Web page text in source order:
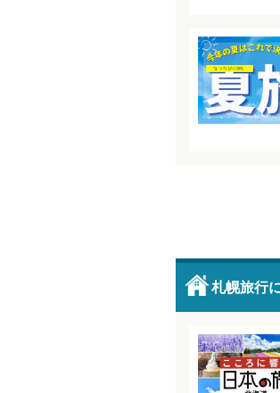
札幌旅行